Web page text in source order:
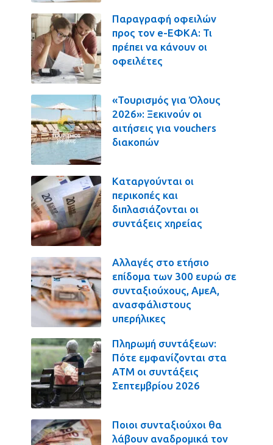
Παραγραφή οφειλών
προς τον e-ΕΦΚΑ: Τι
πρέπει να κάνουν οι
οφειλέτες
«Τουρισμός για Όλους
2026»: Ξεκινούν οι
αιτήσεις για vouchers
διακοπών
Καταργούνται οι
περικοπές και
διπλασιάζονται οι
συντάξεις χηρείας
Αλλαγές στο ετήσιο
επίδομα των 300 ευρώ σε
συνταξιούχους, ΑμεΑ,
ανασφάλιστους
υπερήλικες
Πληρωμή συντάξεων:
Πότε εμφανίζονται στα
ΑΤΜ οι συντάξεις
Σεπτεμβρίου 2026
Ποιοι συνταξιούχοι θα
λάβουν αναδρομικά τον